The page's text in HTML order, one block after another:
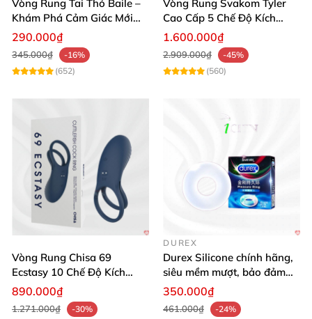
Vòng Rung Tai Thỏ Baile –
Khám Phá Cảm Giác Mới
Tăng Khoái Cảm
290.000₫
345.000₫
-16%
(652)
Vòng Rung Svakom Tyler
Cao Cấp 5 Chế Độ Kích
Thích Điểm G
1.600.000₫
2.909.000₫
-45%
(560)
Vòng Rung Chisa 69
Ecstasy 10 Chế Độ Kích
Thích Cực Khoái
890.000₫
1.271.000₫
-30%
DUREX
Durex Silicone chính hãng,
siêu mềm mượt, bảo đảm
an toàn
350.000₫
461.000₫
-24%